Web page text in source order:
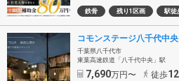
鉄骨 残り1区画 駅徒
コモンステージ八千代中
千葉県八千代市
東葉高速鉄道「八千代中央」駅
7,690万円〜 徒歩12